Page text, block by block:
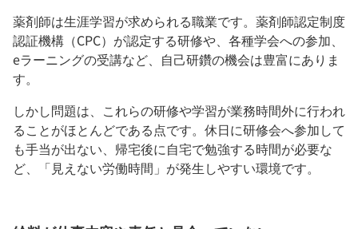
薬剤師は生涯学習が求められる職業です。薬剤師認定制度
認証機構（CPC）が認定する研修や、各種学会への参加、
eラーニングの受講など、自己研鑽の機会は豊富にありま
す。
しかし問題は、これらの研修や学習が業務時間外に行われ
ることがほとんどである点です。休日に研修会へ参加して
も手当が出ない、帰宅後に自宅で勉強する時間が必要な
ど、「見えない労働時間」が発生しやすい環境です。